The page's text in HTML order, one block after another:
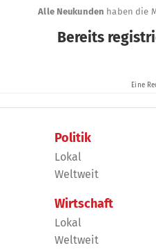
Politik
Lokal
Weltweit
Wirtschaft
Lokal
Weltweit